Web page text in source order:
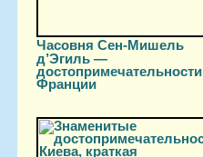
Часовня Сен-Мишель
д’Эгиль —
достопримечательности
Франции